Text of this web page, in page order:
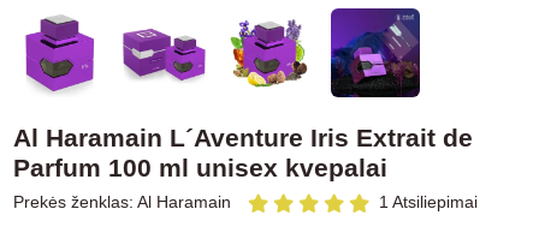
Al Haramain L´Aventure Iris Extrait de
Parfum 100 ml unisex kvepalai
Prekės ženklas: Al Haramain 1 Atsiliepimai